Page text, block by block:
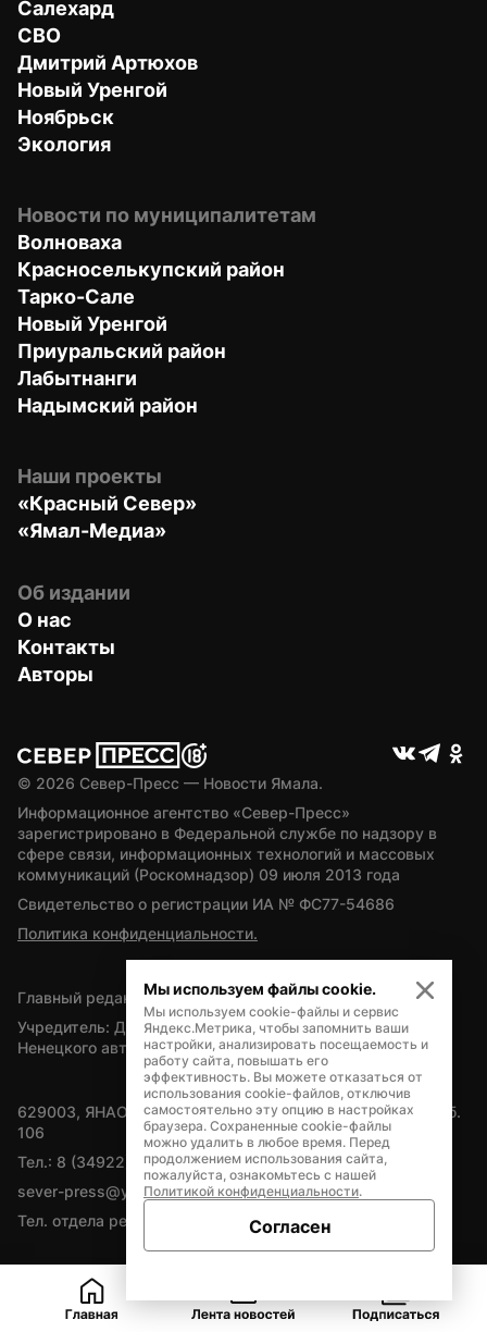
Салехард
СВО
Дмитрий Артюхов
Новый Уренгой
Ноябрьск
Экология
Новости по муниципалитетам
Волноваха
Красноселькупский район
Тарко-Сале
Новый Уренгой
Приуральский район
Лабытнанги
Надымский район
Наши проекты
«Красный Север»
«Ямал-Медиа»
Об издании
О нас
Контакты
Авторы
© 2026 Север-Пресс — Новости Ямала.
Информационное агентство «Север-Пресс»
зарегистрировано в Федеральной службе по надзору в
сфере связи, информационных технологий и массовых
коммуникаций (Роскомнадзор) 09 июля 2013 года
Свидетельство о регистрации ИА № ФС77-54686
Политика конфиденциальности.
Главный редактор — А.Л. Поздеев
Учредитель: Департамент внутренней политики Ямало-
Ненецкого автономного округа
629003, ЯНАО, Салехард, мкр. Богдана Кнунянца, д.1, каб.
106
Тел.: 8 (34922) 71262
sever-press@yamal-media.ru
Тел. отдела рекламы: 8 (34922) 42728
Мы используем файлы cookie.
Мы используем cookie-файлы и сервис
Яндекс.Метрика, чтобы запомнить ваши
настройки, анализировать посещаемость и
работу сайта, повышать его
эффективность. Вы можете отказаться от
использования cookie-файлов, отключив
самостоятельно эту опцию в настройках
браузера. Сохраненные cookie-файлы
можно удалить в любое время. Перед
продолжением использования сайта,
пожалуйста, ознакомьтесь с нашей
Политикой конфиденциальности.
Согласен